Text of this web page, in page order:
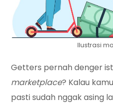
Ilustrasi
Getters pernah denger
marketplace? Kalau
pasti sudah nggak asing